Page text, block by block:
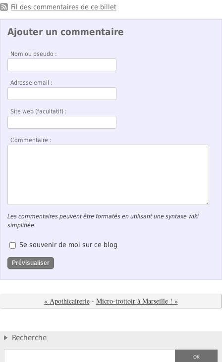
Fil des commentaires de ce billet
Ajouter un commentaire
Nom ou pseudo :
Adresse email :
Site web (facultatif) :
Commentaire :
Les commentaires peuvent être formatés en utilisant une syntaxe wiki
simplifiée.
Se souvenir de moi sur ce blog
« Apothicairerie - Micro-trottoir à Marseille ! »
Recherche